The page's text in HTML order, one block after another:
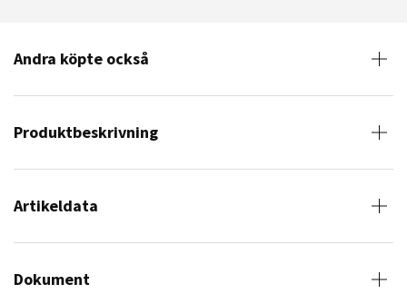
Andra köpte också
Produktbeskrivning
Artikeldata
Dokument